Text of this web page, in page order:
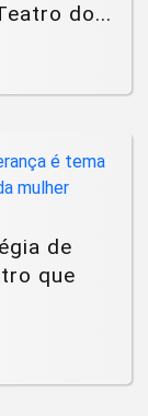
do...
de
que